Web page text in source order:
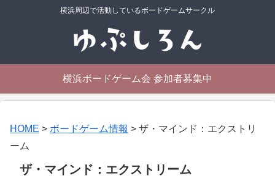
横浜周辺で活動しているボードゲームサークル
横浜ボードゲーム会 参加者募集中
HOME > ボードゲーム情報 > ザ・マインド：エクストリ
ーム
ザ・マインド：エクストリーム